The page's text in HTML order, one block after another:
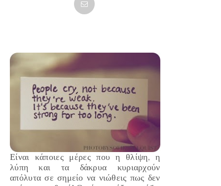
Είναι κάποιες μέρες που η θλίψη, η
λύπη και τα δάκρυα κυριαρχούν
απόλυτα σε σημείο να νιώθεις πως δεν